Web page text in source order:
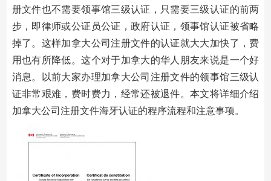
册文件也不需要领事馆三级认证，只需要三级认证的前两
步，即律师或公证员公证，政府认证，领事馆认证被省略
掉了。这样加拿大公司注册文件的认证就大大加快了，费
用也有所降低。这个对于加拿大的华人朋友来说是一个好
消息。以前大家办理加拿大公司注册文件的领事馆三级认
证非常艰难，费时费力，经常还被退件。本文将详细介绍
加拿大公司注册文件海牙认证的程序流程和注意事项。